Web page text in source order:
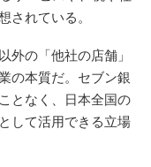
されている。
の「他社の店舗」
の本質だ。セブン銀
となく、日本全国の
して活用できる立場